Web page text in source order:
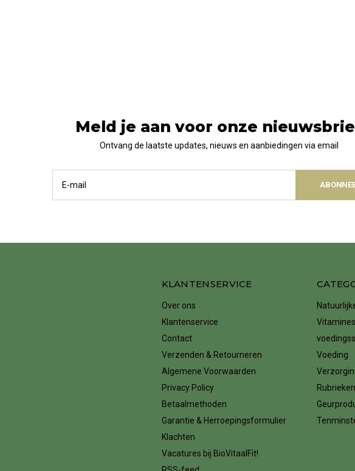
Meld je aan voor onze
Ontvang de laatste updates, nieuws en aanbiedingen via email
KLANTENSERVICE
Over ons
Klantenservice
Contact
Verzenden & Retourneren
Algemene Voorwaarden
Privacy Policy
Betaalmethoden
Garantie & Herroepingsformulier
Klachten
Vacatures bij BioVitaalFit!
Voeding
Rubrieken